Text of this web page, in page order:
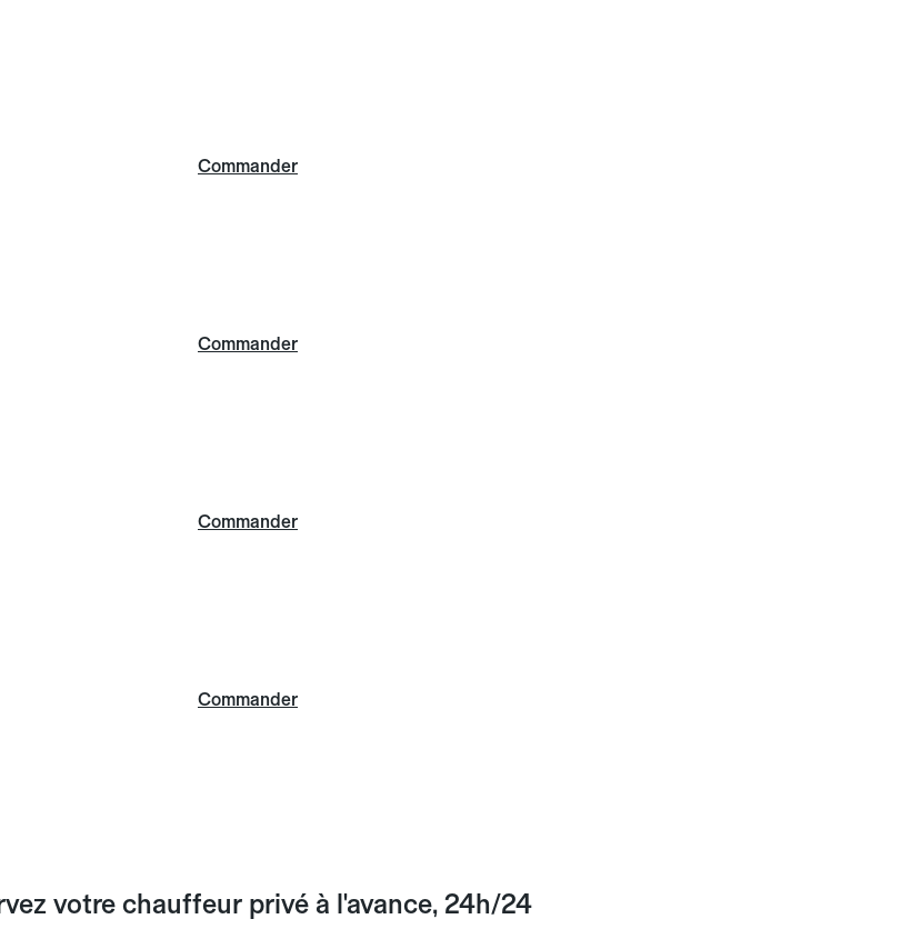
Commander
Commander
Commander
Commander
votre chauffeur privé à l'avance, 24h/24